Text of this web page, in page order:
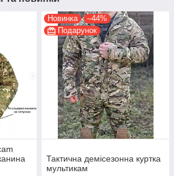
Новинка
–44%
Подарунок
Тактична демісезонна куртка
мультикам